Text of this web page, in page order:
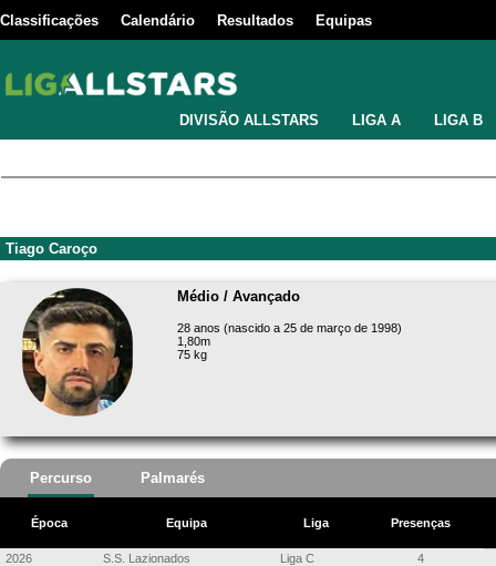
Classificações Calendário Resultados Equipas
DIVISÃO ALLSTARS LIGA A LIGA B
Tiago Caroço
Médio / Avançado
28 anos (nascido a 25 de março de 1998)
1,80m
75 kg
Percurso Palmarés
Época Equipa Liga Presenças
2026 S.S. Lazionados Liga C
4